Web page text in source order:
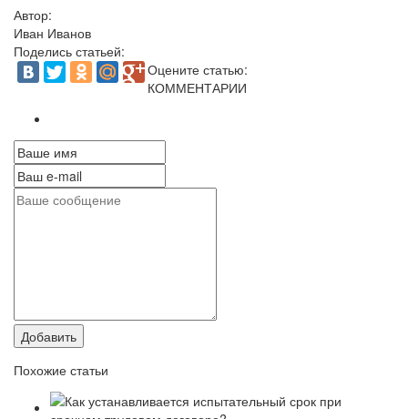
Автор:
Иван Иванов
Поделись статьей:
Оцените статью:
КОММЕНТАРИИ
Добавить
Похожие статьи